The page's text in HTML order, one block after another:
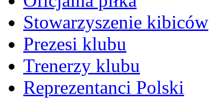
Stowarzyszenie kibiców
Prezesi klubu
Trenerzy klubu
Reprezentanci Polski